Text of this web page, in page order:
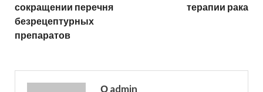
сокращении перечня
безрецептурных
препаратов
терапии рака
О admin